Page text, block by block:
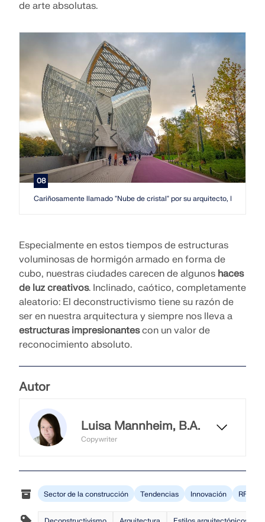
de arte absolutas.
08
Cariñosamente llamado "Nube de cristal" por su arquitecto, Frank
Especialmente en estos tiempos de estructuras
voluminosas de hormigón armado en forma de
cubo, nuestras ciudades carecen de algunos haces
de luz creativos. Inclinado, caótico, completamente
aleatorio: El deconstructivismo tiene su razón de
ser en nuestra arquitectura y siempre nos lleva a
estructuras impresionantescon un valor de
reconocimiento absoluto.
Autor
Luisa Mannheim, B.A.
Copywriter
encarga del blog de Dlubal. En este
contexto, crea contenidos
editoriales, textos y titulares, y
Sector de la construcción Tendencias Innovación RFEM 6